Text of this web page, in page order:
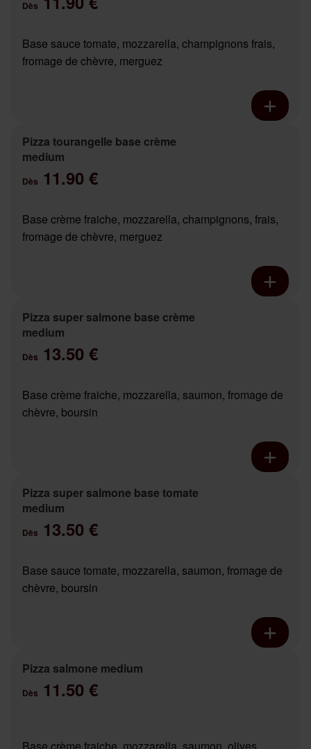
Dès
Base sauce tomate, mozzarella, champignons frais,
fromage de chèvre, merguez
Pizza tourangelle base crème
medium
Dès 11.90 €
Base crème fraiche, mozzarella, champignons, frais,
fromage de chèvre, merguez
Pizza super salmone base crème
medium
Dès 13.50 €
Base crème fraiche, mozzarella, saumon, fromage de
chèvre, boursin
Pizza super salmone base tomate
medium
Dès 13.50 €
Base sauce tomate, mozzarella, saumon, fromage de
chèvre, boursin
Pizza salmone medium
Dès 11.50 €